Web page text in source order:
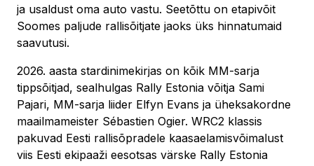
ja usaldust oma auto vastu. Seetõttu on etapivõit
Soomes paljude rallisõitjate jaoks üks hinnatumaid
saavutusi.
2026. aasta stardinimekirjas on kõik MM-sarja
tippsõitjad, sealhulgas Rally Estonia võitja Sami
Pajari, MM-sarja liider Elfyn Evans ja üheksakordne
maailmameister Sébastien Ogier. WRC2 klassis
pakuvad Eesti rallisõpradele kaasaelamisvõimalust
viis Eesti ekipaaži eesotsas värske Rally Estonia